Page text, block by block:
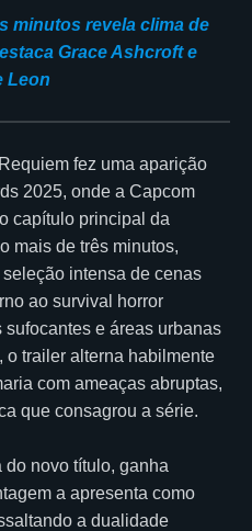
minutos revela clima de
Grace Ashcroft e
Leon
fez uma aparição
2025, onde a Capcom
capítulo principal da
mais de três minutos,
intensa de cenas
ao survival horror
e áreas urbanas
trailer alterna habilmente
com ameaças abruptas,
que consagrou a série.
do novo título, ganha
a apresenta como
a dualidade